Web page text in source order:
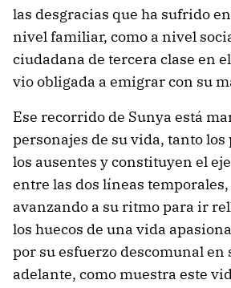
las desgracias que ha sufrido
nivel familiar, como a nivel
ciudadana de tercera clase en
vio obligada a emigrar con su
Ese recorrido de Sunya está
personajes de su vida, tanto los
los ausentes y constituyen el
entre las dos líneas
avanzando a su ritmo para ir
los huecos de una vida
por su esfuerzo descomunal en
adelante, como muestra este